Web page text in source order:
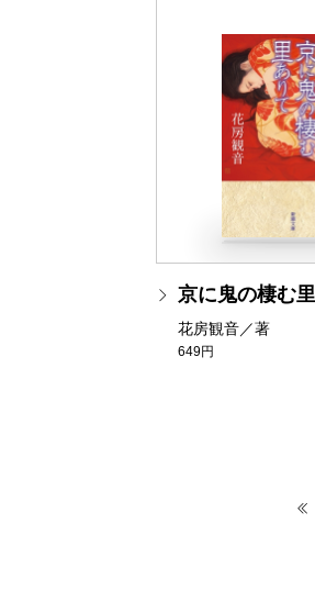
京に鬼の棲む
花房観音／著
649円